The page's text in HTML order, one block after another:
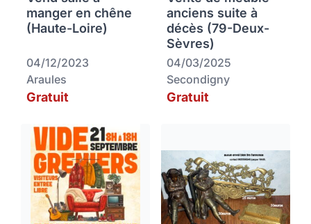
manger en chêne
(Haute-Loire)
04/12/2023
Araules
Gratuit
anciens suite à
décès (79-Deux-
Sèvres)
04/03/2025
Secondigny
Gratuit